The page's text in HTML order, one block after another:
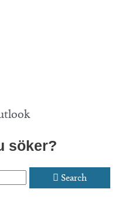
söker?
Search